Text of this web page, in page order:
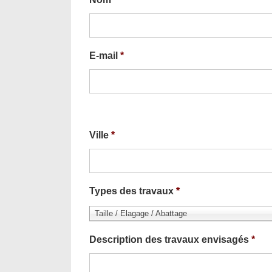
E-mail *
Ville *
Types des travaux *
Taille / Elagage / Abattage
Description des travaux envisagés *